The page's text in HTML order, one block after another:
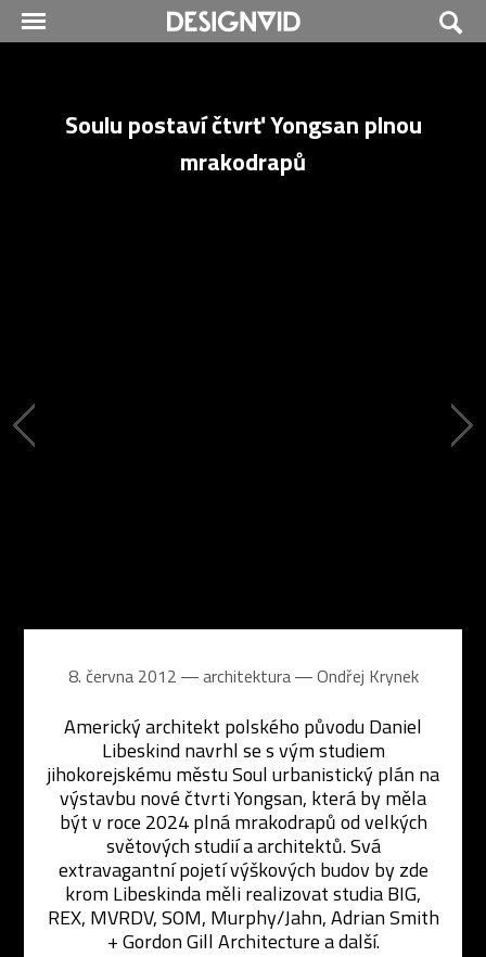
Soulu postaví čtvrť Yongsan plnou
mrakodrapů
8. června 2012 ― architektura ―Ondřej Krynek
Americký architekt polského původu Daniel
Libeskind navrhl se s vým studiem
jihokorejskému městu Soul urbanistický plán na
výstavbu nové čtvrti Yongsan, která by měla
být v roce 2024 plná mrakodrapů od velkých
světových studií a architektů. Svá
extravagantní pojetí výškových budov by zde
krom Libeskinda měli realizovat studia BIG,
REX, MVRDV, SOM, Murphy/Jahn, Adrian Smith
+ Gordon Gill Architecture a další.